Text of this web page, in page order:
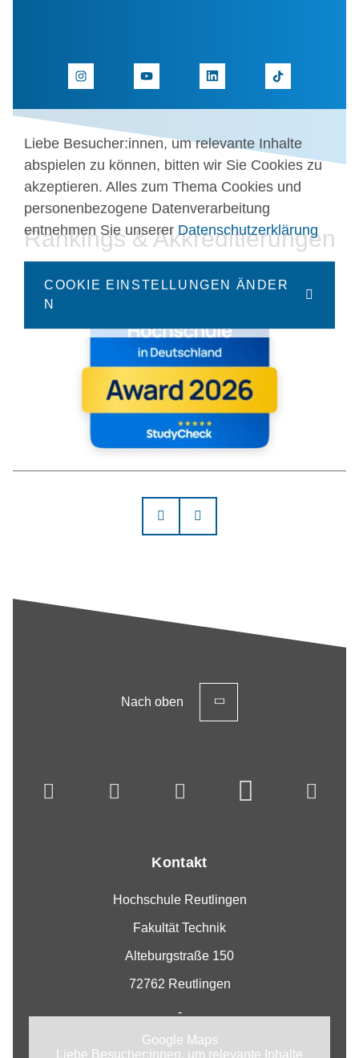
Liebe Besucher:innen, um relevante Inhalte
abspielen zu können, bitten wir Sie Cookies zu
akzeptieren. Alles zum Thema Cookies und
personenbezogene Datenverarbeitung
entnehmen Sie unserer Datenschutzerklärung
COOKIE EINSTELLUNGEN ÄNDER
N
Rankings & Akkreditierungen
Nach oben
Kontakt
Hochschule Reutlingen
Fakultät Technik
Alteburgstraße 150
72762 Reutlingen
-
Google Maps
Liebe Besucher:innen, um relevante Inhalte